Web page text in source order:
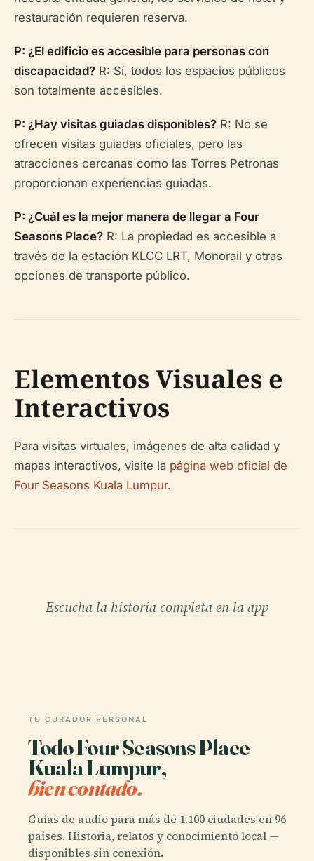
restauración requieren reserva.
P: ¿El edificio es accesible para personas con
discapacidad? R: Sí, todos los espacios públicos
son totalmente accesibles.
P: ¿Hay visitas guiadas disponibles? R: No se
ofrecen visitas guiadas oficiales, pero las
atracciones cercanas como las Torres Petronas
proporcionan experiencias guiadas.
P: ¿Cuál es la mejor manera de llegar a Four
Seasons Place? R: La propiedad es accesible a
través de la estación KLCC LRT, Monorail y otras
opciones de transporte público.
Elementos Visuales e
Interactivos
Para visitas virtuales, imágenes de alta calidad y
mapas interactivos, visite la página web oficial de
Four Seasons Kuala Lumpur.
Escucha la historia completa en la app
TU CURADOR PERSONAL
Todo Four Seasons Place
Kuala Lumpur,
bien contado.
Guías de audio para más de 1.100 ciudades en 96
países. Historia, relatos y conocimiento local —
disponibles sin conexión.